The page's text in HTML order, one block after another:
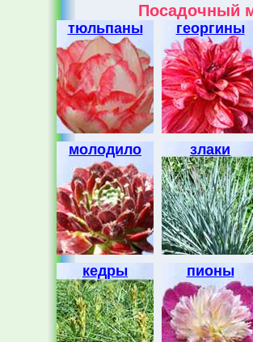
Посадочный
тюльпаны георгины
молодило злаки
кедры пионы